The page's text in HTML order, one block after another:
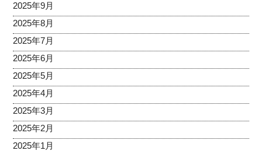
2025年9月
2025年8月
2025年7月
2025年6月
2025年5月
2025年4月
2025年3月
2025年2月
2025年1月